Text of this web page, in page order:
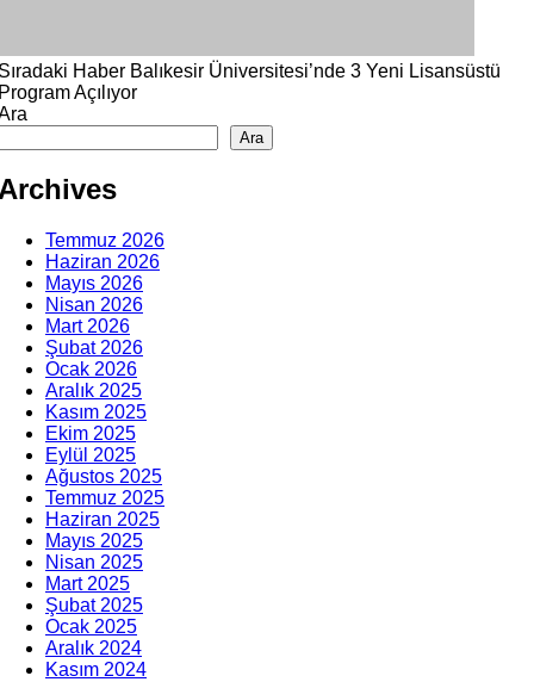
Haber Balıkesir Üniversitesi’nde 3 Yeni Lisansüstü
Açılıyor
Ara
Temmuz 2026
Haziran 2026
Mayıs 2026
Nisan 2026
Mart 2026
Şubat 2026
Ocak 2026
Aralık 2025
Kasım 2025
Ekim 2025
Eylül 2025
Ağustos 2025
Temmuz 2025
Haziran 2025
Mayıs 2025
Nisan 2025
Mart 2025
Şubat 2025
Ocak 2025
Aralık 2024
Kasım 2024